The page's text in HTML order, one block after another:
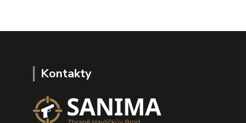
Kontakty